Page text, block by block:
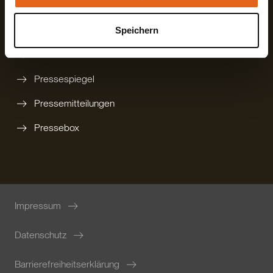
Speichern
Rückruf anfordern
Newsletter bestellen
Pressespiegel
Pressemitteilungen
Pressebox
Impressum
Datenschutz
Barrierefreiheitserklärung